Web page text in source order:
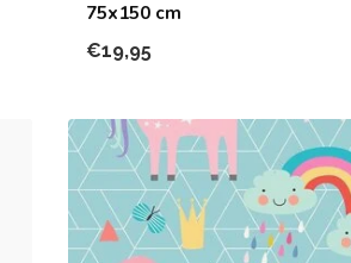
75x150 cm
€19,95